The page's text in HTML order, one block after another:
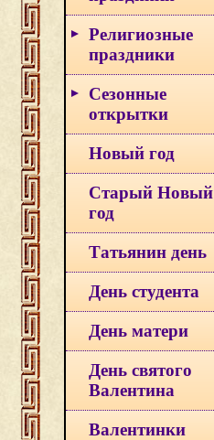
Религиозные
праздники
Сезонные
открытки
Новый год
Старый Новый
год
Татьянин день
День студента
День матери
День святого
Валентина
Валентинки